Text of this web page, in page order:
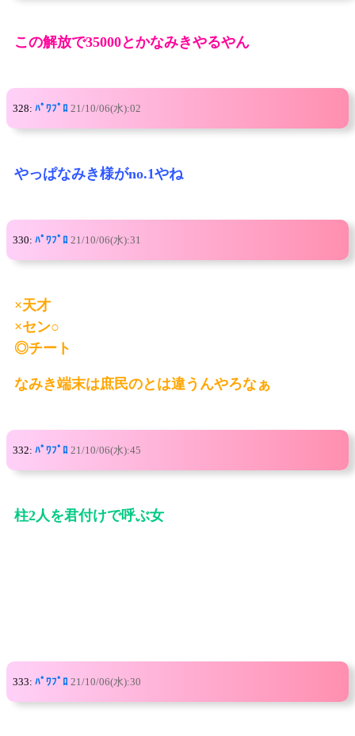
この解放で35000とかなみきやるやん
328: ﾊﾟﾜﾌﾟﾛ 21/10/06(水):02
やっぱなみき様がno.1やね
330: ﾊﾟﾜﾌﾟﾛ 21/10/06(水):31
×天才
×セン○
◎チート
なみき端末は庶民のとは違うんやろなぁ
332: ﾊﾟﾜﾌﾟﾛ 21/10/06(水):45
柱2人を君付けで呼ぶ女
333: ﾊﾟﾜﾌﾟﾛ 21/10/06(水):30